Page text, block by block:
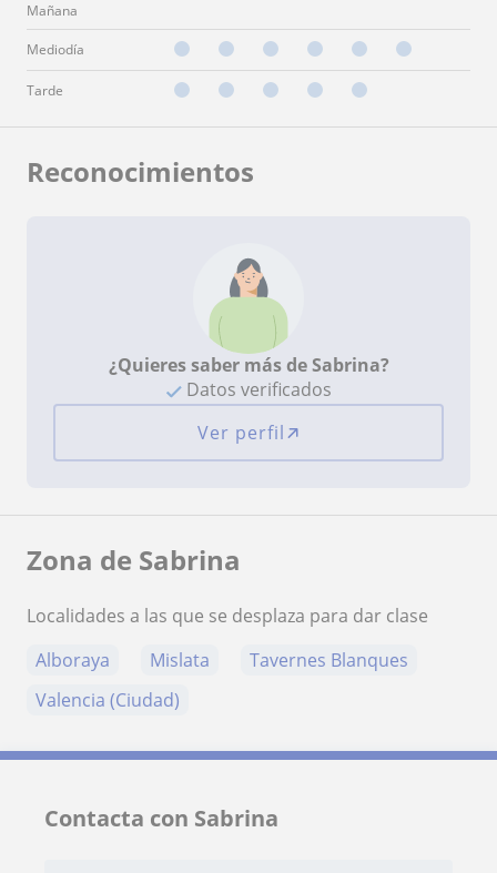
Mañana
Mediodía
Tarde
Reconocimientos
¿Quieres saber más de Sabrina?
Datos verificados
Ver perfil
Zona de Sabrina
Localidades a las que se desplaza para dar clase
Alboraya
Mislata
Tavernes Blanques
Valencia (Ciudad)
Contacta con Sabrina